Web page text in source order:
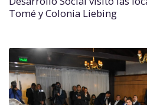
Tomé y Colonia Liebing